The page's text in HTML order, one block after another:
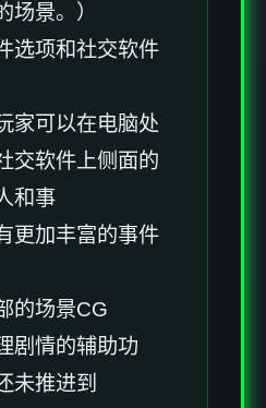
场景。）
选项和社交软件
家可以在电脑处
交软件上侧面的
和事
更加丰富的事件
的场景CG
剧情的辅助功
未推进到